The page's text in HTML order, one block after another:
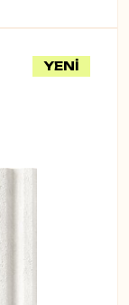
YENİ